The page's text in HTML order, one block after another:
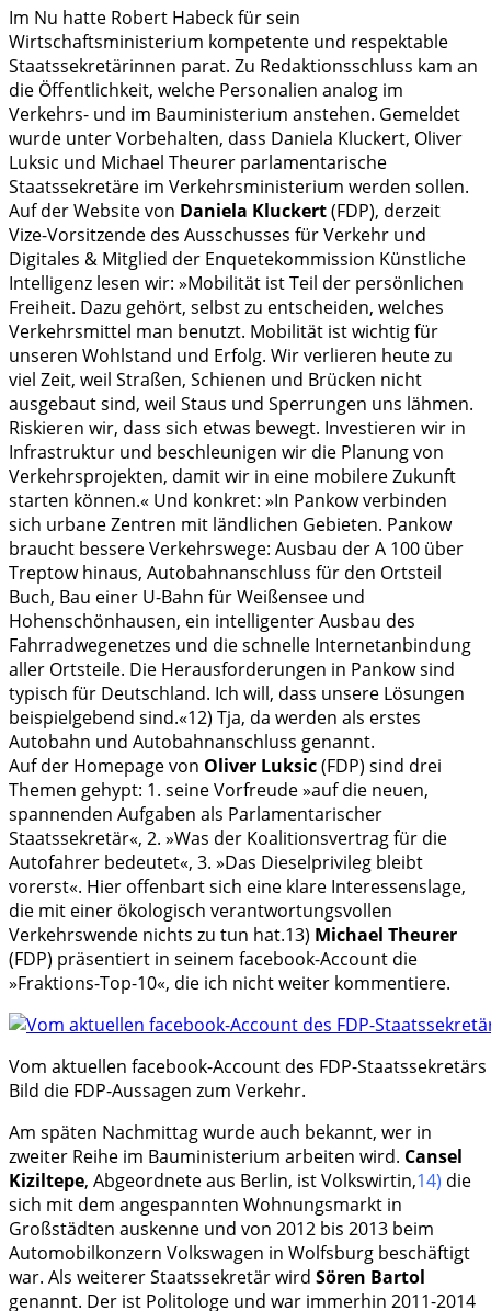
Im Nu hatte Robert Habeck für sein
Wirtschaftsministerium kompetente und respektable
Staatssekretärinnen parat. Zu Redaktionsschluss kam an
die Öffentlichkeit, welche Personalien analog im
Verkehrs- und im Bauministerium anstehen. Gemeldet
wurde unter Vorbehalten, dass Daniela Kluckert, Oliver
Luksic und Michael Theurer parlamentarische
Staatssekretäre im Verkehrsministerium werden sollen.
Auf der Website von Daniela Kluckert(FDP), derzeit
Vize-Vorsitzende des Ausschusses für Verkehr und
Digitales & Mitglied der Enquetekommission Künstliche
Intelligenz lesen wir: »Mobilität ist Teil der persönlichen
Freiheit. Dazu gehört, selbst zu entscheiden, welches
Verkehrsmittel man benutzt. Mobilität ist wichtig für
unseren Wohlstand und Erfolg. Wir verlieren heute zu
viel Zeit, weil Straßen, Schienen und Brücken nicht
ausgebaut sind, weil Staus und Sperrungen uns lähmen.
Riskieren wir, dass sich etwas bewegt. Investieren wir in
Infrastruktur und beschleunigen wir die Planung von
Verkehrsprojekten, damit wir in eine mobilere Zukunft
starten können.« Und konkret: »In Pankow verbinden
sich urbane Zentren mit ländlichen Gebieten. Pankow
braucht bessere Verkehrswege: Ausbau der A 100 über
Treptow hinaus, Autobahnanschluss für den Ortsteil
Buch, Bau einer U-Bahn für Weißensee und
Hohenschönhausen, ein intelligenter Ausbau des
Fahrradwegenetzes und die schnelle Internetanbindung
aller Ortsteile. Die Herausforderungen in Pankow sind
typisch für Deutschland. Ich will, dass unsere Lösungen
beispielgebend sind.«12) Tja, da werden als erstes
Autobahn und Autobahnanschluss genannt.
Auf der Homepage von Oliver Luksic(FDP) sind drei
Themen gehypt: 1. seine Vorfreude »auf die neuen,
spannenden Aufgaben als Parlamentarischer
Staatssekretär«, 2. »Was der Koalitionsvertrag für die
Autofahrer bedeutet«, 3. »Das Dieselprivileg bleibt
vorerst«. Hier offenbart sich eine klare Interessenslage,
die mit einer ökologisch verantwortungsvollen
Verkehrswende nichts zu tun hat.13) Michael Theurer
(FDP) präsentiert in seinem facebook-Account die
»Fraktions-Top-10«, die ich nicht weiter kommentiere.
Vom aktuellen facebook-Account des FDP-
Bild die FDP-Aussagen zum Verkehr.
Am späten Nachmittag wurde auch bekannt, wer in
zweiter Reihe im Bauministerium arbeiten wird. Cansel
Kiziltepe, Abgeordnete aus Berlin, ist Volkswirtin,14) die
sich mit dem angespannten Wohnungsmarkt in
Großstädten auskenne und von 2012 bis 2013 beim
Automobilkonzern Volkswagen in Wolfsburg beschäftigt
war. Als weiterer Staatssekretär wird Sören Bartol
genannt. Der ist Politologe und war immerhin 2011-2014